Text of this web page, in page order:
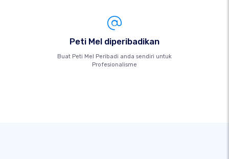
Peti Mel diperibadikan
Buat Peti Mel Peribadi anda sendiri untuk
Profesionalisme